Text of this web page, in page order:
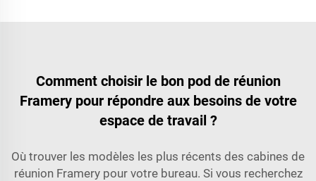
Comment choisir le bon pod de réunion
Framery pour répondre aux besoins de votre
espace de travail ?
Où trouver les modèles les plus récents des cabines de
réunion Framery pour votre bureau. Si vous recherchez